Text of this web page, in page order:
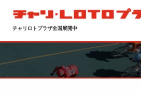
チャリロトプラザ全国展開中